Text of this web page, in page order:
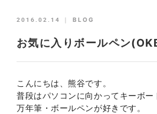
2016.02.14 ｜ BLOG
お気に入りボールペン
こんにちは、熊谷です。
普段はパソコンに向かってキーボー
万年筆・ボールペンが好きです。